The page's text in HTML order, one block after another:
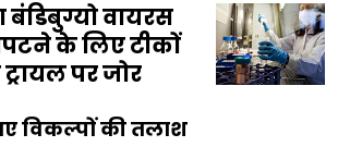
वायरस
के लिए टीकों
पर जोर
विकल्पों की तलाश